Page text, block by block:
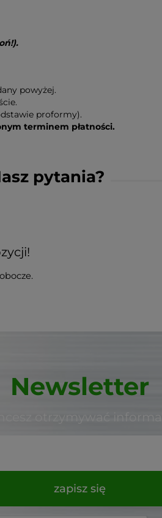
powyżej.
proformy).
terminem płatności.
pytania?
Newsletter
otrzymywać
zapisz się